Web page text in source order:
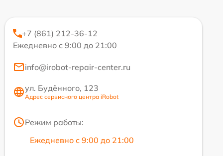
+7 (861) 212-36-12
Ежедневно с 9:00 до 21:00
info@irobot-repair-center.ru
ул. Будённого, 123
Адрес сервисного центра iRobot
Режим работы:
Ежедневно с 9:00 до 21:00